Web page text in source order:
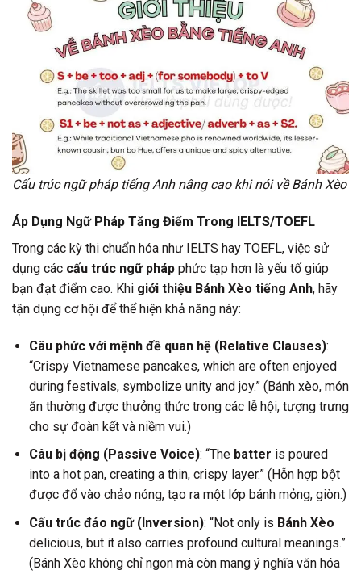
Cấu trúc ngữ pháp tiếng Anh nâng cao khi nói về Bánh Xèo
Áp Dụng Ngữ Pháp Tăng Điểm Trong IELTS/TOEFL
Trong các kỳ thi chuẩn hóa như IELTS hay TOEFL, việc sử
dụng các cấu trúc ngữ pháp phức tạp hơn là yếu tố giúp
bạn đạt điểm cao. Khi giới thiệu Bánh Xèo tiếng Anh, hãy
tận dụng cơ hội để thể hiện khả năng này:
Câu phức với mệnh đề quan hệ (Relative Clauses):
“Crispy Vietnamese pancakes, which are often enjoyed
during festivals, symbolize unity and joy.” (Bánh xèo, món
ăn thường được thưởng thức trong các lễ hội, tượng trưng
cho sự đoàn kết và niềm vui.)
Câu bị động (Passive Voice): “The batter is poured
into a hot pan, creating a thin, crispy layer.” (Hỗn hợp bột
được đổ vào chảo nóng, tạo ra một lớp bánh mỏng, giòn.)
Cấu trúc đảo ngữ (Inversion): “Not only is Bánh Xèo
delicious, but it also carries profound cultural meanings.”
(Bánh Xèo không chỉ ngon mà còn mang ý nghĩa văn hóa